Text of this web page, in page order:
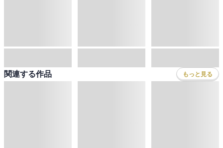
関連する作品 もっと見る